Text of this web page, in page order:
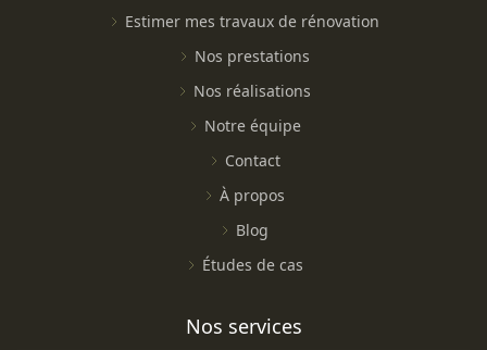
Estimer mes travaux de rénovation
Nos prestations
Nos réalisations
Notre équipe
Contact
À propos
Blog
Études de cas
Nos services